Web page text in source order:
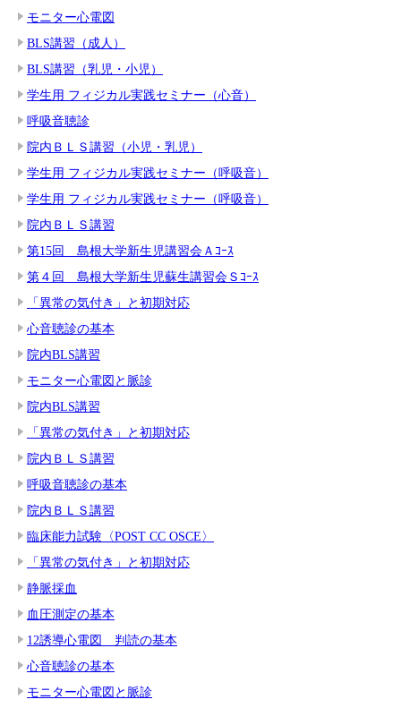
モニター心電図
BLS講習（成人）
BLS講習（乳児・小児）
学生用 フィジカル実践セミナー（心音）
呼吸音聴診
院内ＢＬＳ講習（小児・乳児）
学生用 フィジカル実践セミナー（呼吸音）
学生用 フィジカル実践セミナー（呼吸音）
院内ＢＬＳ講習
第15回 島根大学新生児講習会Ａｺｰｽ
第４回 島根大学新生児蘇生講習会Ｓｺｰｽ
「異常の気付き」と初期対応
心音聴診の基本
院内BLS講習
モニター心電図と脈診
院内BLS講習
「異常の気付き」と初期対応
院内ＢＬＳ講習
呼吸音聴診の基本
院内ＢＬＳ講習
臨床能力試験〈POST CC OSCE〉
「異常の気付き」と初期対応
静脈採血
血圧測定の基本
12誘導心電図 判読の基本
心音聴診の基本
モニター心電図と脈診